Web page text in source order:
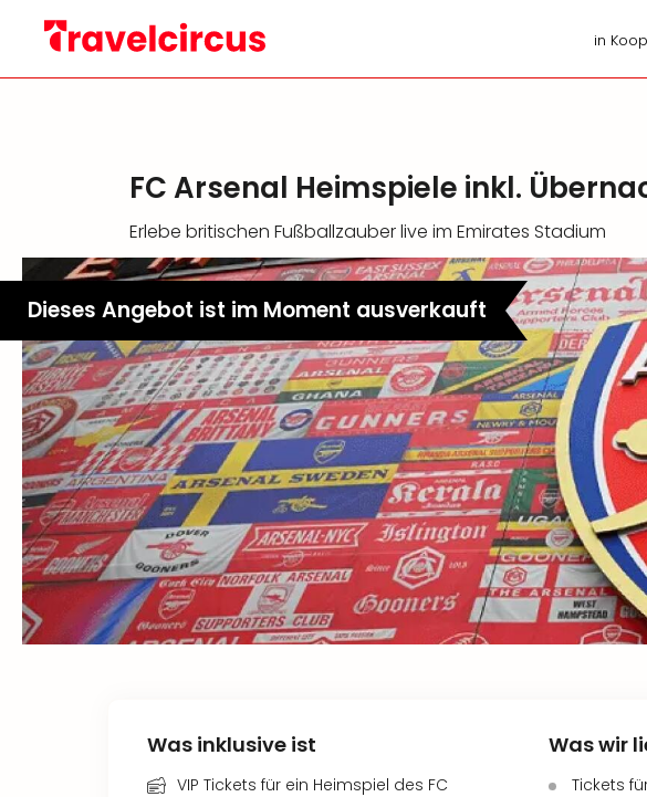
in
FC Arsenal Heimspiele inkl.
Erlebe britischen Fußballzauber live im Emirates Stadium
Dieses Angebot ist im Moment ausverkauft
Was inklusive ist
VIP Tickets für ein Heimspiel des FC
Was wir
Tickets